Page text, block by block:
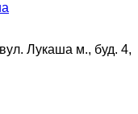
Лукаша м., буд. 4,